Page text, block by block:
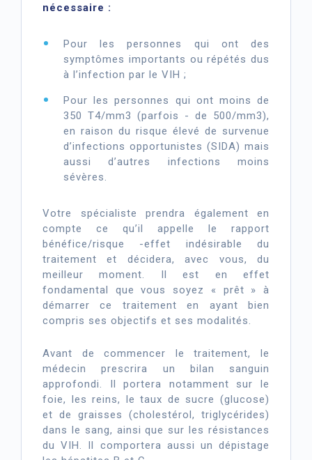
nécessaire :
Pour les personnes qui ont des
symptômes importants ou répétés dus
à l’infection par le VIH ;
Pour les personnes qui ont moins de
350 T4/mm3 (parfois - de 500/mm3),
en raison du risque élevé de survenue
d’infections opportunistes (SIDA) mais
aussi d’autres infections moins
sévères.
Votre spécialiste prendra également en
compte ce qu’il appelle le rapport
bénéfice/risque -effet indésirable du
traitement et décidera, avec vous, du
meilleur moment. Il est en effet
fondamental que vous soyez « prêt » à
démarrer ce traitement en ayant bien
compris ses objectifs et ses modalités.
Avant de commencer le traitement, le
médecin prescrira un bilan sanguin
approfondi. Il portera notamment sur le
foie, les reins, le taux de sucre (glucose)
et de graisses (cholestérol, triglycérides)
dans le sang, ainsi que sur les résistances
du VIH. Il comportera aussi un dépistage